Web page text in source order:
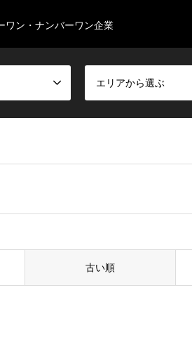
ワン・ナンバーワン企業
エリアから選ぶ
古い順